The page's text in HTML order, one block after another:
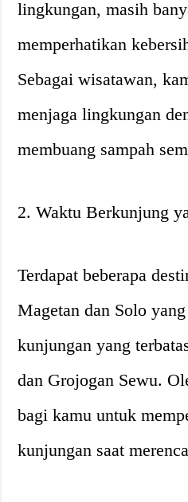
lingkungan, masih
memperhatikan
Sebagai wisatawan,
menjaga lingkungan
membuang sampah
2. Waktu Berkunjung
Terdapat beberapa
Magetan dan Solo
kunjungan yang
dan Grojogan Sewu.
bagi kamu untuk
kunjungan saat